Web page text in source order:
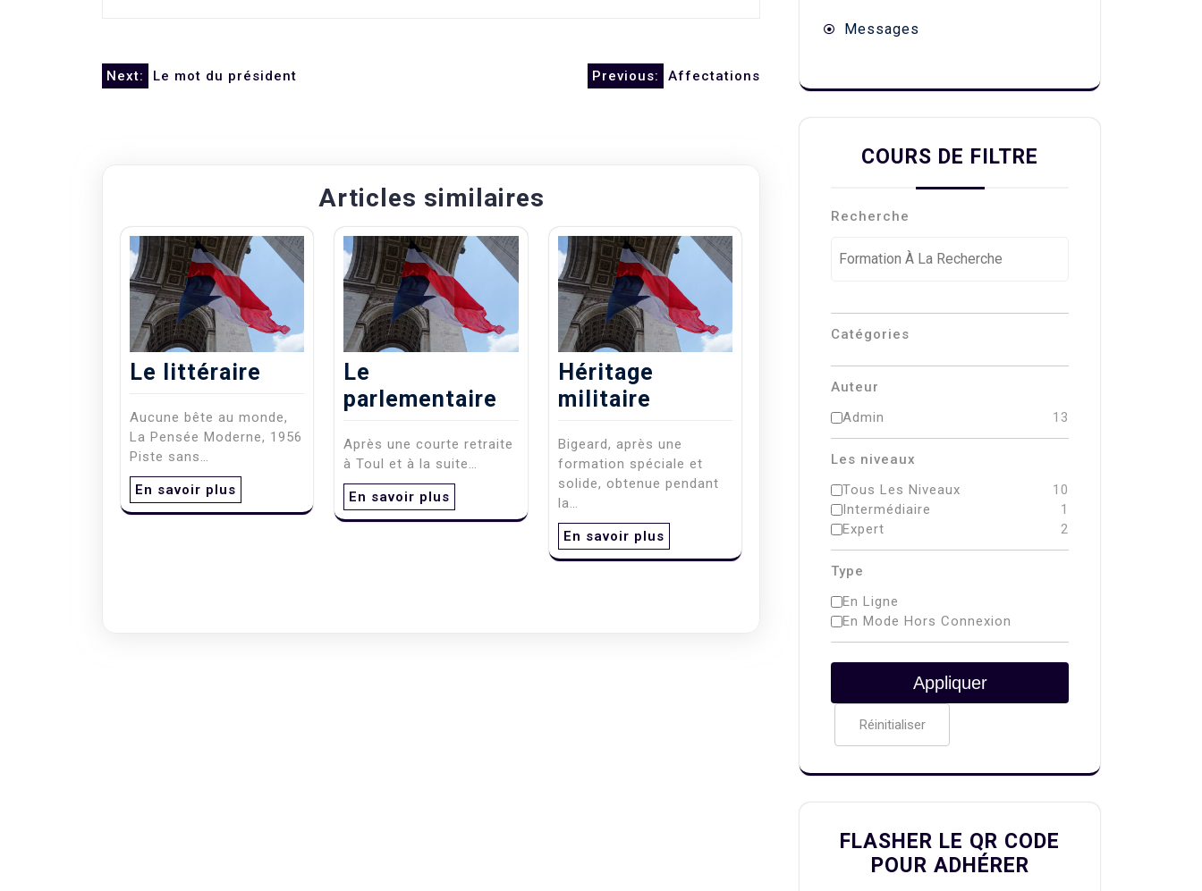
Previous: Affectations
Next: Le mot du président
Articles similaires
Le littéraire
Aucune bête au monde,
La Pensée Moderne, 1956
Piste sans…
En savoir plus
Le
parlementaire
Après une courte retraite
à Toul et à la suite…
En savoir plus
Héritage
militaire
Bigeard, après une
formation spéciale et
solide, obtenue pendant
la…
En savoir plus
Messages
COURS DE FILTRE
Recherche
Catégories
Auteur
Admin
13
Les niveaux
Tous Les Niveaux
10
Intermédiaire
1
Expert
2
Type
En Ligne
En Mode Hors Connexion
Appliquer
Réinitialiser
FLASHER LE QR CODE
POUR ADHÉRER